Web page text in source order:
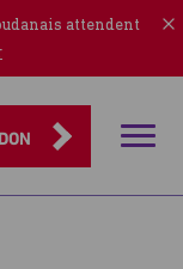
attendent